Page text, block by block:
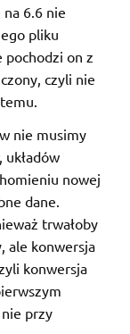
6.6 nie
pliku
on z
czyli nie
nie musimy
układów
nowej
dane.
trwałoby
ale konwersja
konwersja
przy